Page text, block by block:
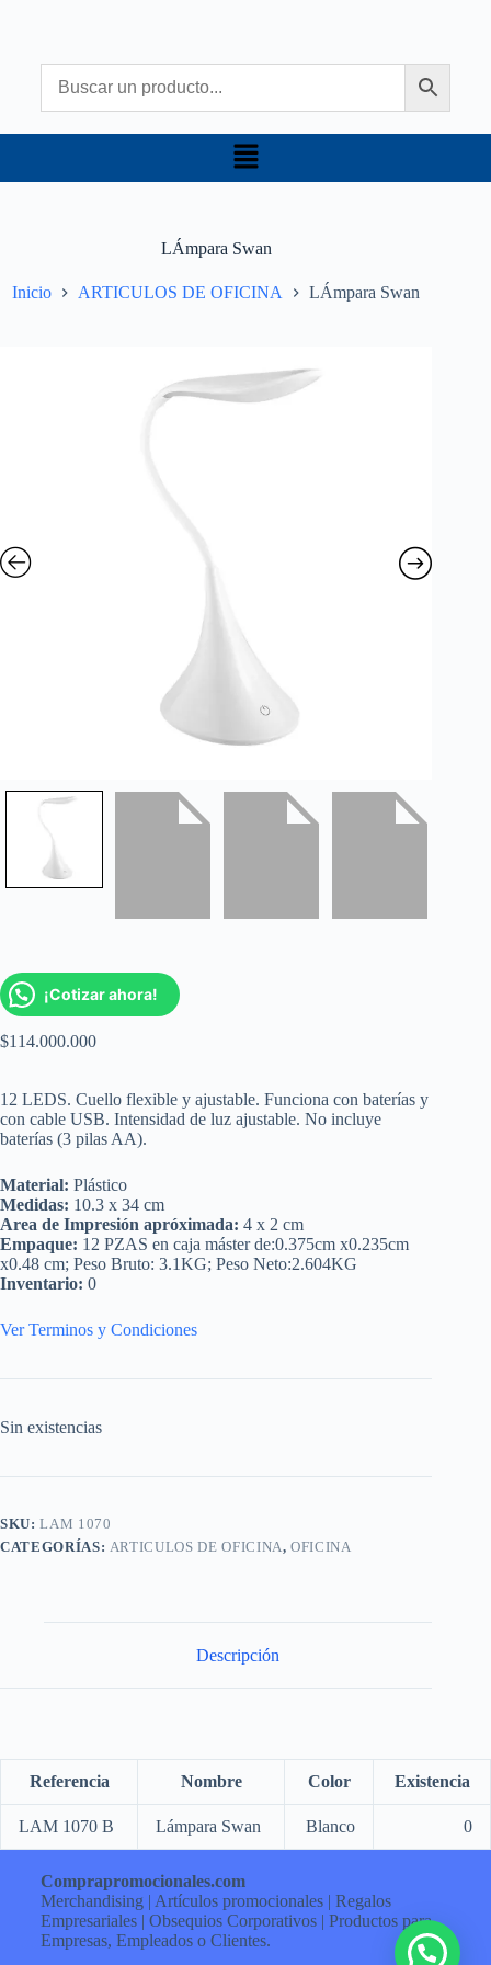
LÁmpara Swan
Inicio ARTICULOS DE OFICINA LÁmpara Swan
¡Cotizar ahora!
$114.000.000
12 LEDS. Cuello flexible y ajustable. Funciona con baterías y
con cable USB. Intensidad de luz ajustable. No incluye
baterías (3 pilas AA).
Material: Plástico
Medidas: 10.3 x 34 cm
Area de Impresión apróximada: 4 x 2 cm
Empaque: 12 PZAS en caja máster de:0.375cm x0.235cm
x0.48 cm; Peso Bruto: 3.1KG; Peso Neto:2.604KG
Inventario: 0
Ver Terminos y Condiciones
Sin existencias
SKU:LAM 1070
CATEGORÍAS: ARTICULOS DE OFICINA,OFICINA
Descripción
Referencia Nombre Color Existencia
LAM 1070 B Lámpara Swan Blanco 0
Comprapromocionales.com
Merchandising | Artículos promocionales | Regalos
Empresariales | Obsequios Corporativos | Productos para
Empresas, Empleados o Clientes.